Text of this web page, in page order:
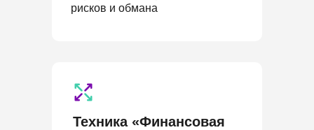
рисков и обмана
Техника «Финансовая